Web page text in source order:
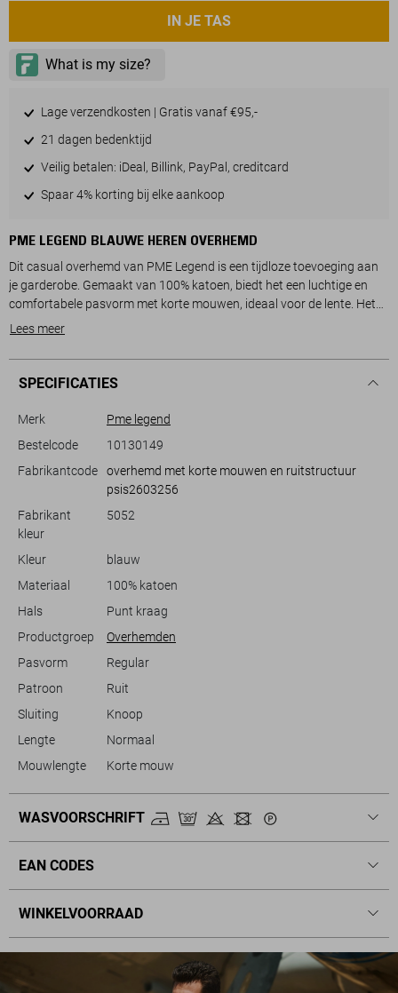
IN JE TAS
Lage verzendkosten | Gratis vanaf €95,-
21 dagen bedenktijd
Veilig betalen: iDeal, Billink, PayPal, creditcard
Spaar 4% korting bij elke aankoop
PME LEGEND BLAUWE HEREN OVERHEMD
Dit casual overhemd van PME Legend is een tijdloze toevoeging aan
je garderobe. Gemaakt van 100% katoen, biedt het een luchtige en
comfortabele pasvorm met korte mouwen, ideaal voor de lente. Het
overhemd heeft een regular fit en een klassieke puntkraag. De rustige
uitstraling die gemakkelijk te combineren is met diverse outfits.
borst geven het overhemd een verfijnde uitstraling. Door de normale
ontspannen dagje uit, maar het is ook geschikt voor een meer formele
casual Friday op kantoor. Met dit veelzijdige stuk kun je zowel een
modieuze als een comfortabele look creëren zonder concessies te
doen aan stijl.
Lees meer
SPECIFICATIES
Merk
Pme legend
Bestelcode
10130149
Fabrikantcode
overhemd met korte mouwen en ruitstructuur
psis2603256
Fabrikant
kleur
5052
Kleur
blauw
Materiaal
100% katoen
Hals
Punt kraag
Productgroep
Overhemden
Pasvorm
Regular
Patroon
Ruit
Sluiting
Knoop
Lengte
Normaal
Mouwlengte
Korte mouw
WASVOORSCHRIFT
EAN CODES
WINKELVOORRAAD